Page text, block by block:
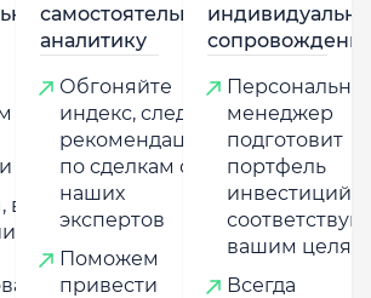
в
самостоятельную
аналитику
Обгоняйте
индекс, следуя
рекомендациям
по сделкам от
наших
экспертов
Поможем
привести
менеджер
подготовит
портфель
инвестиций,
вашим целям
Всегда